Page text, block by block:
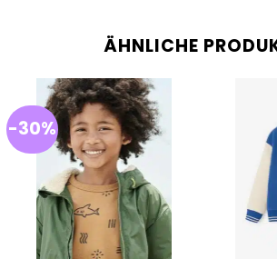
ÄHNLICHE
-30%